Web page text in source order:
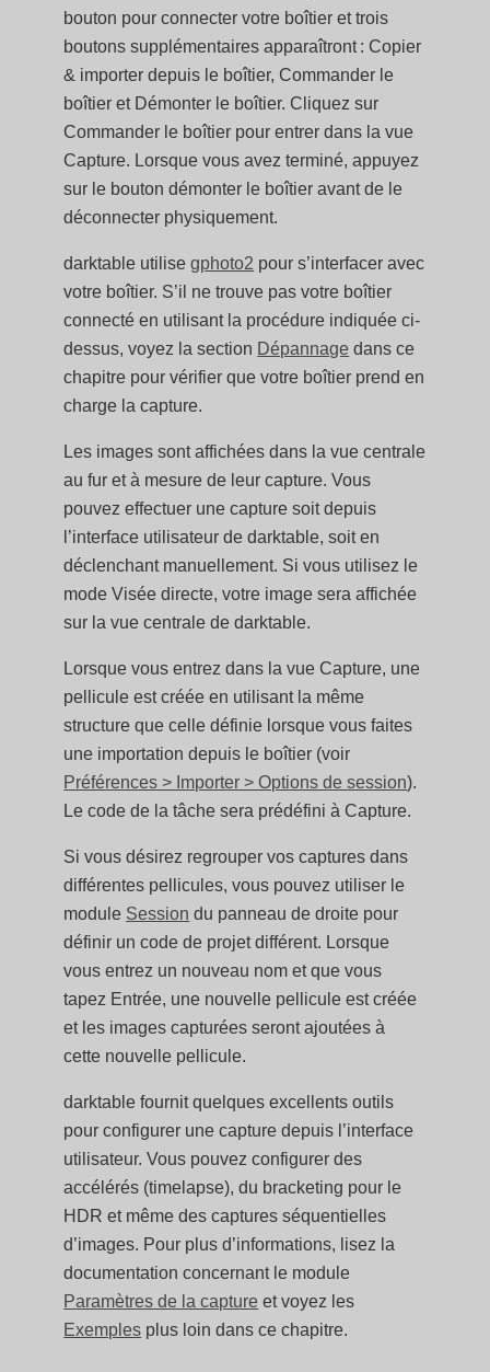
bouton pour connecter votre boîtier et trois
boutons supplémentaires apparaîtront : Copier
& importer depuis le boîtier, Commander le
boîtier et Démonter le boîtier. Cliquez sur
Commander le boîtier pour entrer dans la vue
Capture. Lorsque vous avez terminé, appuyez
sur le bouton démonter le boîtier avant de le
déconnecter physiquement.
darktable utilisegphoto2 pour s’interfacer avec
votre boîtier. S’il ne trouve pas votre boîtier
connecté en utilisant la procédure indiquée ci-
dessus, voyez la section Dépannage dans ce
chapitre pour vérifier que votre boîtier prend en
charge la capture.
Les images sont affichées dans la vue centrale
au fur et à mesure de leur capture. Vous
pouvez effectuer une capture soit depuis
l’interface utilisateur de darktable, soit en
déclenchant manuellement. Si vous utilisez le
mode Visée directe, votre image sera affichée
sur la vue centrale de darktable.
Lorsque vous entrez dans la vue Capture, une
pellicule est créée en utilisant la même
structure que celle définie lorsque vous faites
une importation depuis le boîtier (voir
Préférences > Importer > Options de session).
Le code de la tâche sera prédéfini à Capture.
Si vous désirez regrouper vos captures dans
différentes pellicules, vous pouvez utiliser le
module Session du panneau de droite pour
définir un code de projet différent. Lorsque
vous entrez un nouveau nom et que vous
tapez Entrée, une nouvelle pellicule est créée
et les images capturées seront ajoutées à
cette nouvelle pellicule.
darktable fournit quelques excellents outils
pour configurer une capture depuis l’interface
utilisateur. Vous pouvez configurer des
accélérés (timelapse), du bracketing pour le
HDR et même des captures séquentielles
d’images. Pour plus d’informations, lisez la
documentation concernant le module
Paramètres de la capture et voyez les
Exemples plus loin dans ce chapitre.